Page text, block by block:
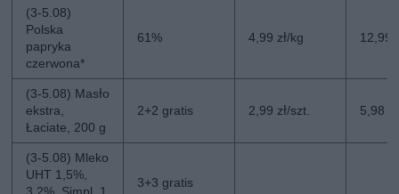
(3-5.08)
Polska
papryka
czerwona*
61% 4,99 zł/kg 12,99
(3-5.08) Masło
ekstra,
Łaciate, 200 g
2+2 gratis 2,99 zł/szt. 5,98
(3-5.08) Mleko
UHT 1,5%,
3,2%, Simpl, 1
3+3 gratis